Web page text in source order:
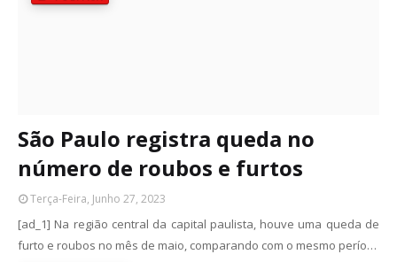
São Paulo registra queda no
número de roubos e furtos
Terça-Feira, Junho 27, 2023
[ad_1] Na região central da capital paulista, houve uma queda de
furto e roubos no mês de maio, comparando com o mesmo perío…